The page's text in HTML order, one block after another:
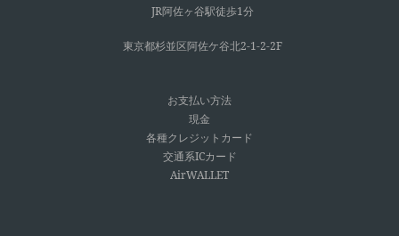
JR阿佐ヶ谷駅徒歩1分
東京都杉並区阿佐ケ谷北2-1-2-2F
お支払い方法
現金
各種クレジットカード
交通系ICカード
AirWALLET